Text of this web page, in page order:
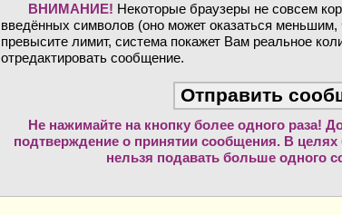
ВНИМАНИЕ! Некоторые браузеры не совсем
введённых символов (оно может оказаться
превысите лимит, система покажет Вам реальное
отредактировать сообщение.
Не нажимайте на кнопку более одного раза!
подтверждение о принятии сообщения. В целях
нельзя подавать больше одного